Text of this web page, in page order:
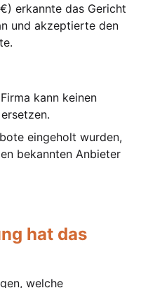
erkannte das Gericht
und akzeptierte den
kann keinen
eingeholt wurden,
bekannten Anbieter
hat das
welche